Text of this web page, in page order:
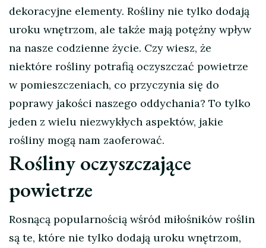
dekoracyjne elementy. Rośliny nie tylko dodają
uroku wnętrzom, ale także mają potężny wpływ
na nasze codzienne życie. Czy wiesz, że
niektóre rośliny potrafią oczyszczać powietrze
w pomieszczeniach, co przyczynia się do
poprawy jakości naszego oddychania? To tylko
jeden z wielu niezwykłych aspektów, jakie
rośliny mogą nam zaoferować.
Rośliny oczyszczające
powietrze
Rosnącą popularnością wśród miłośników roślin
są te, które nie tylko dodają uroku wnętrzom,